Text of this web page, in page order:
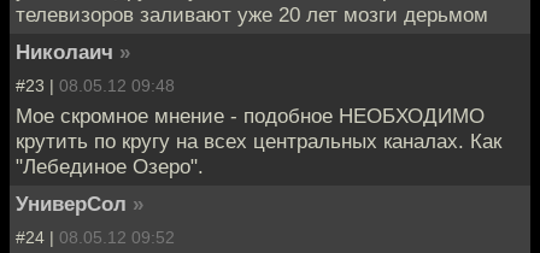
телевизоров заливают уже 20 лет мозги дерьмом
Николаич »
#23 | 08.05.12 09:48
Мое скромное мнение - подобное НЕОБХОДИМО
крутить по кругу на всех центральных каналах. Как
"Лебединое Озеро".
УниверСол »
#24 | 08.05.12 09:52